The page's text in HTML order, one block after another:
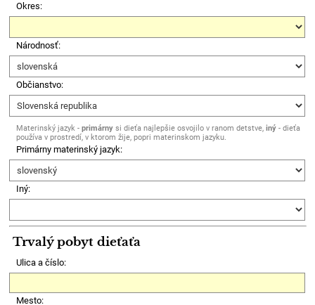
Okres:
Národnosť:
Občianstvo:
Materinský jazyk -primárny si dieťa najlepšie osvojilo v ranom detstve,iný - dieťa
používa v prostredí, v ktorom žije, popri materinskom jazyku.
Primárny materinský jazyk:
Iný:
Trvalý pobyt dieťaťa
Ulica a číslo:
Mesto: